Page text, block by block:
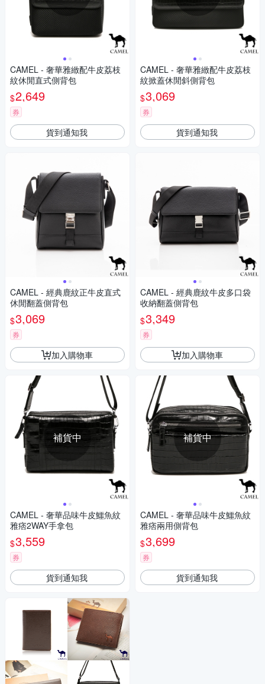
CAMEL - 奢華雅緻配牛皮荔枝
紋休閒直式側背包
$2,649
券
貨到通知我
CAMEL - 經典鹿紋正牛皮直式
休閒翻蓋側背包
$3,069
券
加入購物車
補貨中
CAMEL - 奢華品味牛皮鱷魚紋
雅痞2WAY手拿包
$3,559
券
貨到通知我
CAMEL - 奢華雅緻配牛皮荔枝
紋掀蓋休閒斜側背包
$3,069
券
貨到通知我
CAMEL - 經典鹿紋牛皮多口袋
收納翻蓋側背包
$3,349
券
加入購物車
補貨中
CAMEL - 奢華品味牛皮鱷魚紋
雅痞兩用側背包
$3,699
券
貨到通知我